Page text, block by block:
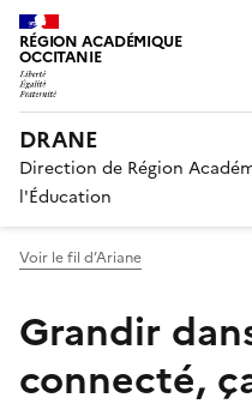
RÉGION ACADÉMIQUE
OCCITANIE
DRANE
Direction de Région
l'Éducation
Voir le fil d’Ariane
Grandir
connecté,